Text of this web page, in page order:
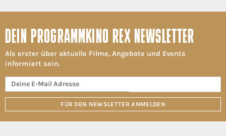
DEIN PROGRAMMKINO REX NEWSLETTER
Als erster über aktuelle Filme, Angebote und Events
informiert sein.
FÜR DEN NEWSLETTER ANMELDEN